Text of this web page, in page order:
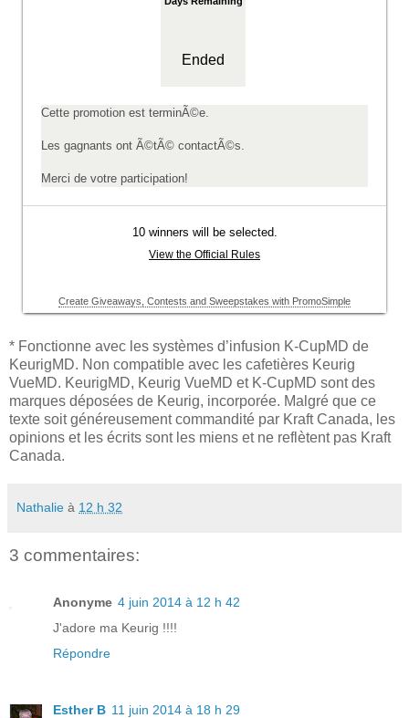
* Fonctionne avec les systèmes d’infusion K-CupMD de
KeurigMD. Non compatible avec les cafetières Keurig
VueMD. KeurigMD, Keurig VueMD et K-CupMD sont des
marques déposées de Keurig, incorporée. Malgré que ce
texte soit généreusement commandité par Kraft Canada, les
opinions et les écrits sont les miens et ne reflètent pas Kraft
Canada.
Nathalie à 12 h 32
3 commentaires:
Anonyme 4 juin 2014 à 12 h 42
J'adore ma Keurig !!!!
Répondre
Esther B 11 juin 2014 à 18 h 29